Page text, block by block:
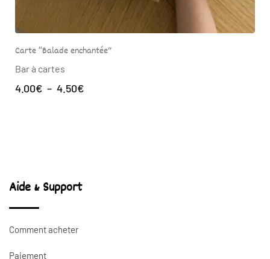
Carte “Balade enchantée”
Bar à cartes
4.00€ – 4.50€
Aide & Support
Comment acheter
Paiement